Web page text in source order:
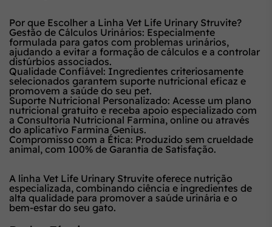
Por que Escolher a Linha Vet Life Urinary Struvite?
Gestão de Cálculos Urinários: Especialmente
formulada para gatos com problemas urinários,
ajudando a evitar a formação de cálculos e a controlar
distúrbios associados.
Qualidade Confiável: Ingredientes criteriosamente
selecionados garantem suporte nutricional eficaz e
promovem a saúde do seu pet.
Suporte Nutricional Personalizado: Acesse um plano
nutricional gratuito e receba apoio especializado com
a Consultoria Nutricional Farmina, online ou através
do aplicativo Farmina Genius.
Compromisso com a Ética: Produzido sem crueldade
animal, com 100% de Garantia de Satisfação.
A linha Vet Life Urinary Struvite oferece nutrição
especializada, combinando ciência e ingredientes de
alta qualidade para promover a saúde urinária e o
bem-estar do seu gato.